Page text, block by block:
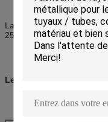
La longueur des bras de
2500 mm
Les spécifications: